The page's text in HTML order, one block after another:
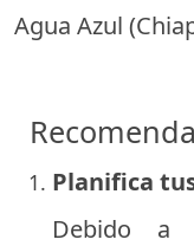
Agua Azul
Planifica
Debido a